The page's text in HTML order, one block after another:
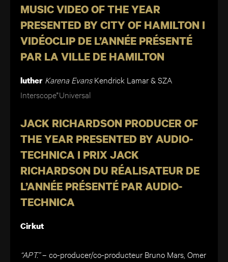
MUSIC VIDEO OF THE YEAR
PRESENTED BY CITY OF HAMILTON I
VIDÉOCLIP DE L’ANNÉE PRÉSENTÉ
PAR LA VILLE DE HAMILTON
luther Karena EvansKendrick Lamar & SZA
Interscope*Universal
JACK RICHARDSON PRODUCER OF
THE YEAR PRESENTED BY AUDIO-
TECHNICA I PRIX JACK
RICHARDSON DU RÉALISATEUR DE
L’ANNÉE PRÉSENTÉ PAR AUDIO-
TECHNICA
Cirkut
“APT.”– co-producer/co-producteur Bruno Mars, Omer